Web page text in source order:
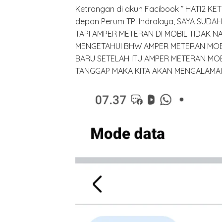
Ketrangan di akun Facibook ” HATI2
depan Perum TPI Indralaya, SAYA
TAPI AMPER METERAN DI MOBIL TIDAK
MENGETAHUI BHW AMPER METERAN
BARU SETELAH ITU AMPER METERAN
TANGGAP MAKA KITA AKAN